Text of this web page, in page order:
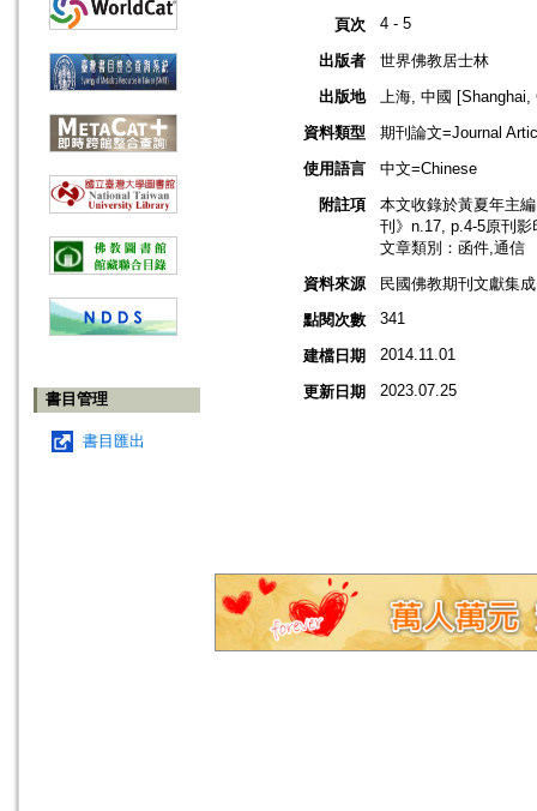
書目管理
書目匯出
頁次 4 - 5
出版者
世界佛教居士林
出版地
上海, 中國 [Shanghai,
資料類型
期刊論文=Journal
使用語言
中文=Chinese
附註項
本文收錄於黃夏年主
刊》n.17, p.4-5原刊影
文章類別：函件,通信
資料來源
民國佛教期刊文獻集
點閱次數
341
建檔日期 2014.11.01
更新日期 2023.07.25